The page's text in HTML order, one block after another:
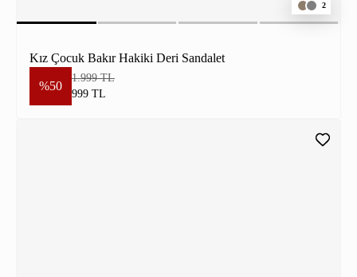
2
Kız Çocuk Bakır Hakiki Deri Sandalet
%50
1.999 TL
999 TL